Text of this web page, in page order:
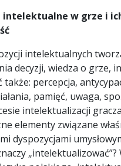
intelektualne w grze i
intelektualnych
decyzji, wiedza o grze,
także: percepcja,
pamięć, uwaga,
intelektualizacji
elementy związane
dyspozycjami
„intelektualizować”?